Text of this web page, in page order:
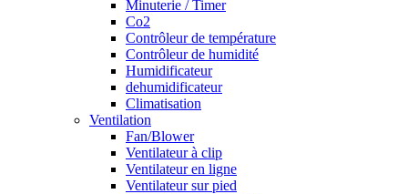
Minuterie / Timer
Co2
Contrôleur de température
Contrôleur de humidité
Humidificateur
dehumidificateur
Climatisation
Ventilation
Fan/Blower
Ventilateur à clip
Ventilateur en ligne
Ventilateur sur pied